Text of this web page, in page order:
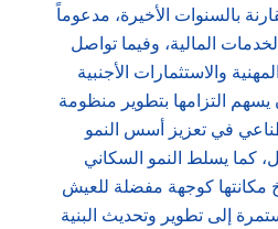
بالسنوات الأخيرة، مدعوماً
المالية، وفيما تواصل
والاستثمارات الأجنبية
التزامها بتطوير منظومة
في تعزيز أسس النمو
كما يسلط النمو السكاني
مكانتها كوجهة مفضلة للعيش
إلى تطوير وتحديث البنية